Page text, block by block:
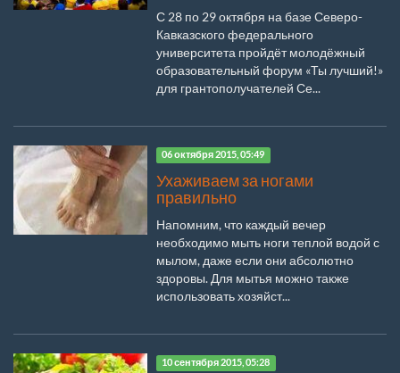
С 28 по 29 октября на базе Северо-
Кавказского федерального
университета пройдёт молодёжный
образовательный форум «Ты лучший!»
для грантополучателей Се...
06 октября 2015, 05:49
Ухаживаем за ногами
правильно
Напомним, что каждый вечер
необходимо мыть ноги теплой водой с
мылом, даже если они абсолютно
здоровы. Для мытья можно также
использовать хозяйст...
10 сентября 2015, 05:28